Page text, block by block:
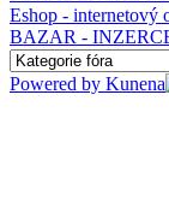
Eshop - internetový
BAZAR -
Powered by Kunena